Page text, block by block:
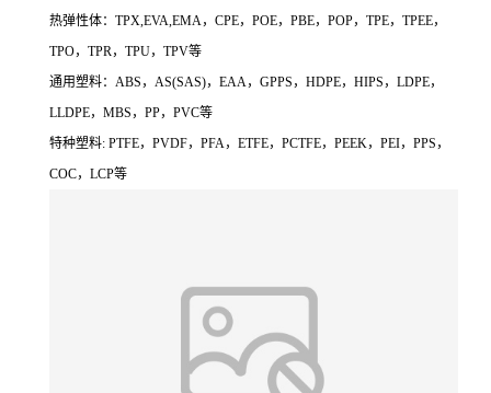
热弹性体：TPX,EVA,EMA，CPE，POE，PBE，POP，TPE，TPEE，
TPO，TPR，TPU，TPV等
通用塑料：ABS，AS(SAS)，EAA，GPPS，HDPE，HIPS，LDPE，
LLDPE，MBS，PP，PVC等
特种塑料: PTFE，PVDF，PFA，ETFE，PCTFE，PEEK，PEI，PPS，
COC，LCP等